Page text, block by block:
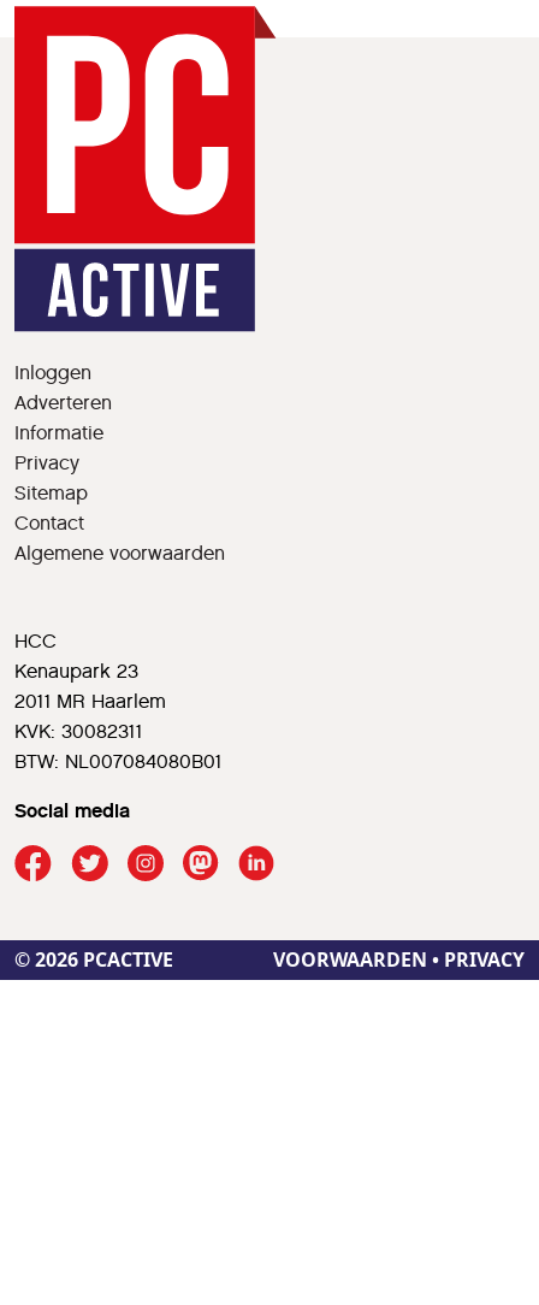
Inloggen
Adverteren
Informatie
Privacy
Sitemap
Contact
Algemene voorwaarden
HCC
Kenaupark 23
2011 MR Haarlem
KVK: 30082311
BTW: NL007084080B01
Social media
© 2026 PCACTIVE VOORWAARDEN • PRIVACY